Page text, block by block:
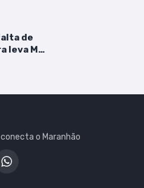
de
leva MP
o Maranhão